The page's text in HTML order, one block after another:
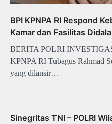
BPI KPNPA RI Respond
Kamar dan Fasilitas
BERITA POLRI
KPNPA RI Tubagus Rahmad
yang dilansir…
Sinegritas TNI – POLRI